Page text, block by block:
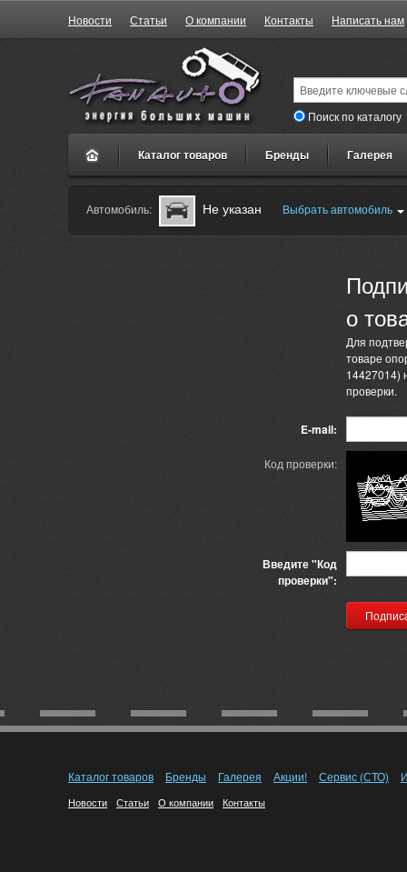
Новости Статьи О компании Контакты Написать нам
Поиск по каталогу
Каталог товаров Бренды Галерея
Автомобиль: Не указан Выбрать автомобиль
о
Для
товаре
14427014)
проверки.
E-mail:
Код проверки:
Введите "Код
проверки":
Каталог товаров Бренды Галерея Акции! Сервис (СТО)
Новости Статьи О компании Контакты